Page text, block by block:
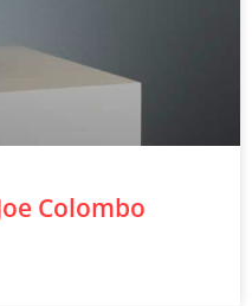
Colombo